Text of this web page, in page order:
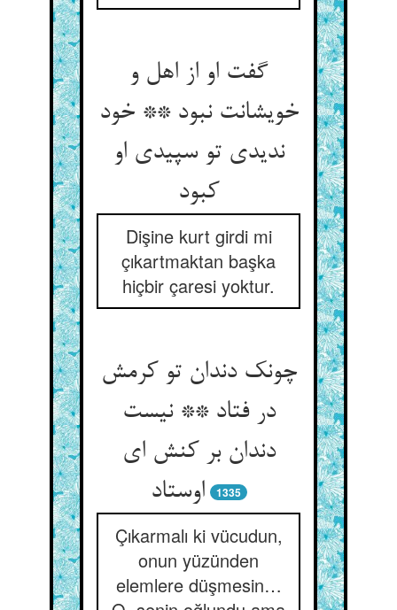
گفت او از اهل و
خویشانت نبود ** خود
ندیدی تو سپیدی او
کبود
Dişine kurt girdi mi
çıkartmaktan başka
hiçbir çaresi yoktur.
چونک دندان تو کرمش
در فتاد ** نیست
دندان بر کنش ای
اوستاد
1335
Çıkarmalı ki vücudun,
onun yüzünden
elemlere düşmesin…